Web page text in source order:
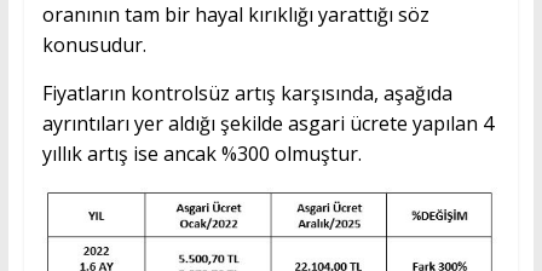
oranının tam bir hayal kırıklığı yarattığı söz
konusudur.
Fiyatların kontrolsüz artış karşısında, aşağıda
ayrıntıları yer aldığı şekilde asgari ücrete yapılan 4
yıllık artış ise ancak %300 olmuştur.